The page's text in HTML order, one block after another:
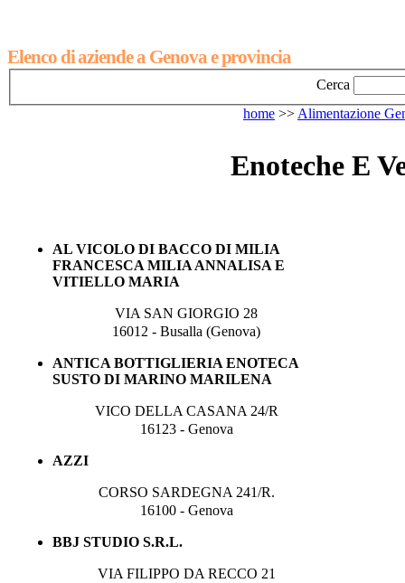
Elenco di aziende a Genova e provincia
Cerca
home >> Alimentazione
Enoteche E
AL VICOLO DI BACCO DI MILIA
FRANCESCA MILIA ANNALISA E
VITIELLO MARIA
VIA SAN GIORGIO 28
16012 - Busalla (Genova)
ANTICA BOTTIGLIERIA ENOTECA
SUSTO DI MARINO MARILENA
VICO DELLA CASANA 24/R
16123 - Genova
AZZI
CORSO SARDEGNA 241/R.
16100 - Genova
BBJ STUDIO S.R.L.
VIA FILIPPO DA RECCO 21